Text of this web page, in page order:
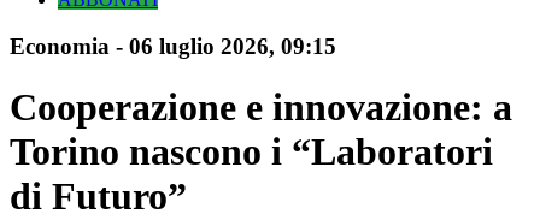
Economia - 06 luglio 2026, 09:15
Cooperazione e innovazione: a
Torino nascono i “Laboratori
di Futuro”